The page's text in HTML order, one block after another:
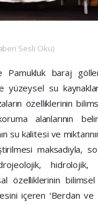
Sesli Oku)
Pamukluk baraj
su
özelliklerinin
alanlarının
su kalitesi ve
maksadıyla,
hidrolojik,
özelliklerinin
içeren ‘Berdan ve